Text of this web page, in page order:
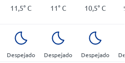
11,5°C 11°C 10,5°C
Despejado Despejado Despejado